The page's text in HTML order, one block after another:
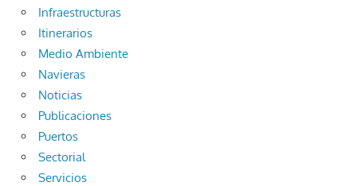
Infraestructuras
Itinerarios
Medio Ambiente
Navieras
Noticias
Publicaciones
Puertos
Sectorial
Servicios